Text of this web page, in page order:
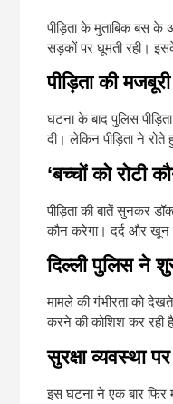
पीड़िता के मुताबिक बस के
सड़कों पर घूमती रही।
पीड़िता की
घटना के बाद पुलिस
दी। लेकिन पीड़िता ने
‘बच्चों को रोटी
पीड़िता की बातें सुनकर
कौन करेगा। दर्द और खून
दिल्ली पुलिस ने
मामले की गंभीरता को
करने की कोशिश कर रही
सुरक्षा व्यवस्था
इस घटना ने एक बार फिर